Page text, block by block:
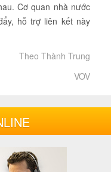
Cơ quan nhà nước
hỗ trợ liên kết này
Theo Thành Trung
VOV